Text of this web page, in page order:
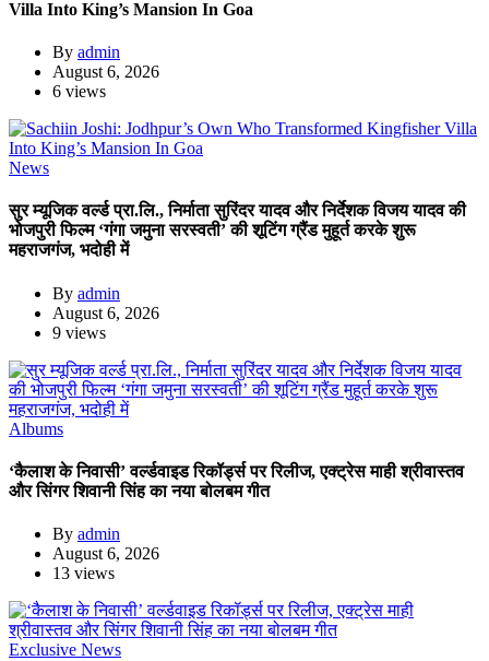
Villa Into King’s Mansion In Goa
By admin
August 6, 2026
6 views
News
सुर म्यूजिक वर्ल्ड प्रा.लि., निर्माता सुरिंदर यादव और निर्देशक विजय यादव की
भोजपुरी फिल्म ‘गंगा जमुना सरस्वती’ की शूटिंग ग्रैंड मुहूर्त करके शुरू
महराजगंज, भदोही में
By admin
August 6, 2026
9 views
Albums
‘कैलाश के निवासी’ वर्ल्डवाइड रिकॉर्ड्स पर रिलीज, एक्ट्रेस माही श्रीवास्तव
और सिंगर शिवानी सिंह का नया बोलबम गीत
By admin
August 6, 2026
13 views
Exclusive News